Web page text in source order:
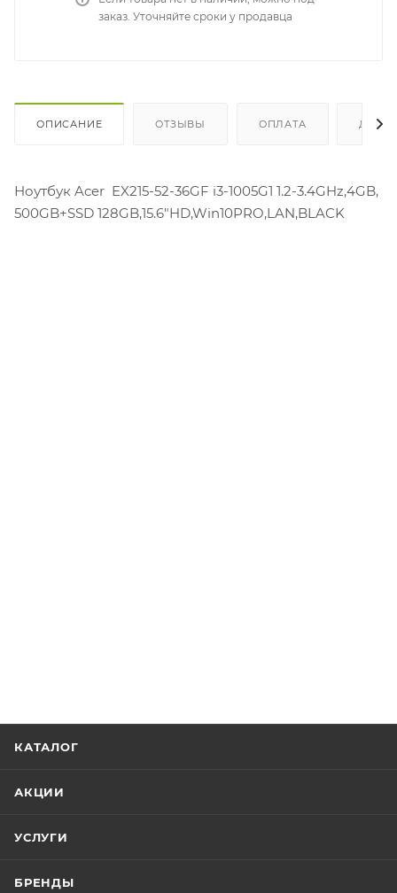
заказ. Уточняйте сроки у продавца
ОПИСАНИЕ ОТЗЫВЫ ОПЛАТА
Ноутбук Acer EX215-52-36GF i3-1005G1 1.2-3.4GHz,4GB,
500GB+SSD 128GB,15.6"HD,Win10PRO,LAN,BLACK
КАТАЛОГ
АКЦИИ
УСЛУГИ
БРЕНДЫ